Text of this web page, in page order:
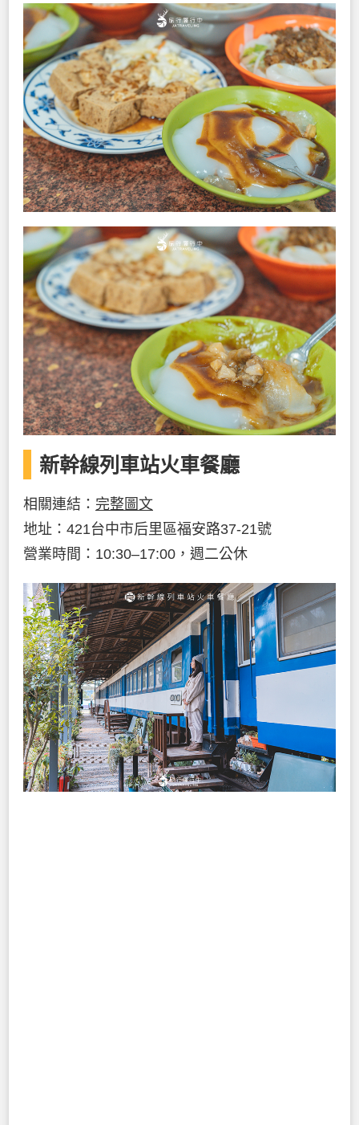
新幹線列車站火車餐廳
相關連結： 完整圖文
地址：421台中市后里區福安路37-21號
營業時間：10:30–17:00，週二公休